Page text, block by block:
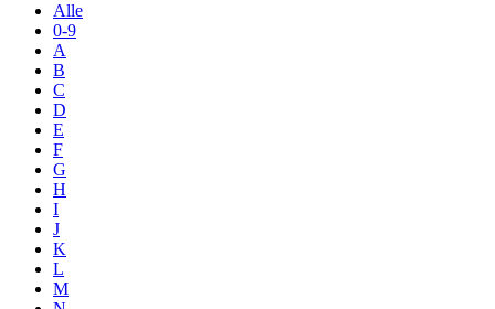
Alle
0-9
A
B
C
D
E
F
G
H
I
J
K
L
M